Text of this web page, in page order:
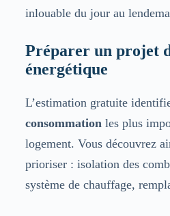
inlouable du jour au
Préparer un projet
énergétique
L’estimation gratuite
consommationles plus
logement. Vous découvrez
prioriser : isolation des
système de chauffage,